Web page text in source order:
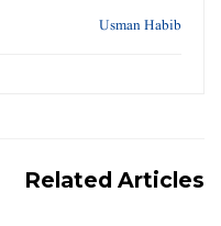
Usman Habib
Related Articles